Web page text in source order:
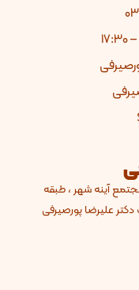
آینه شهر ، طبقه